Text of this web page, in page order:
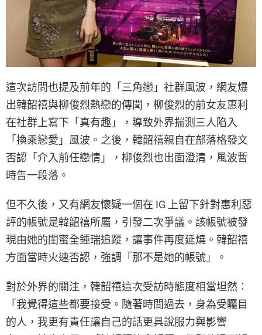
這次訪問也提及前年的「三角戀」社群風波，網友爆
出韓韶禧與柳俊烈熱戀的傳聞，柳俊烈的前女友惠利
在社群上寫下「真有趣」，導致外界揣測三人陷入
「換乘戀愛」風波。之後，韓韶禧親自在部落格發文
否認「介入前任戀情」，柳俊烈也出面澄清，風波暫
時告一段落。
但不久後，又有網友懷疑一個在 IG 上留下針對惠利惡
評的帳號是韓韶禧所屬，引發二次爭議。該帳號被發
現由她的閨蜜全鍾瑞追蹤，讓事件再度延燒。韓韶禧
方面當時火速否認，強調「那不是她的帳號」。
對於外界的關注，韓韶禧這次受訪時態度相當坦然：
「我覺得這些都要接受。隨著時間過去，身為受矚目
的人，我更有責任讓自己的話更具說服力與影響